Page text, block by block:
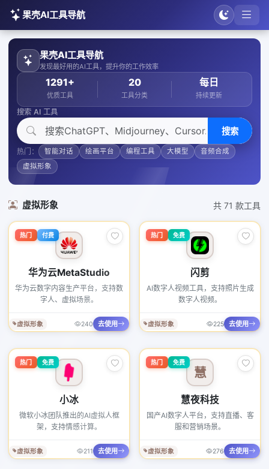
果壳AI工具导航
果壳AI工具导航
发现最好用的AI工具，提升你的工作效率
1291+
优质工具
20
工具分类
每日
持续更新
搜索 AI 工具
搜索
热门： 智能对话 绘画平台 编程工具 大模型
音频合成
虚拟形象
虚拟形象 共 71 款工具
热门 付费
华为云MetaStudio
华为云数字内容生产平台，支持数
字人、虚拟场景。
虚拟形象 240 去使用
热门 免费
闪剪
AI数字人视频工具，支持照片生成
数字人视频。
虚拟形象 225 去使用
热门 免费
小冰
微软小冰团队推出的AI虚拟人框
架，支持情感计算。
虚拟形象 211 去使用
慧
热门 免费
慧夜科技
国产AI数字人平台，支持直播、客
服和营销场景。
虚拟形象 276 去使用